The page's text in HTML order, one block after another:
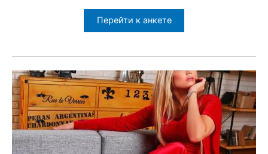
Перейти к анкете